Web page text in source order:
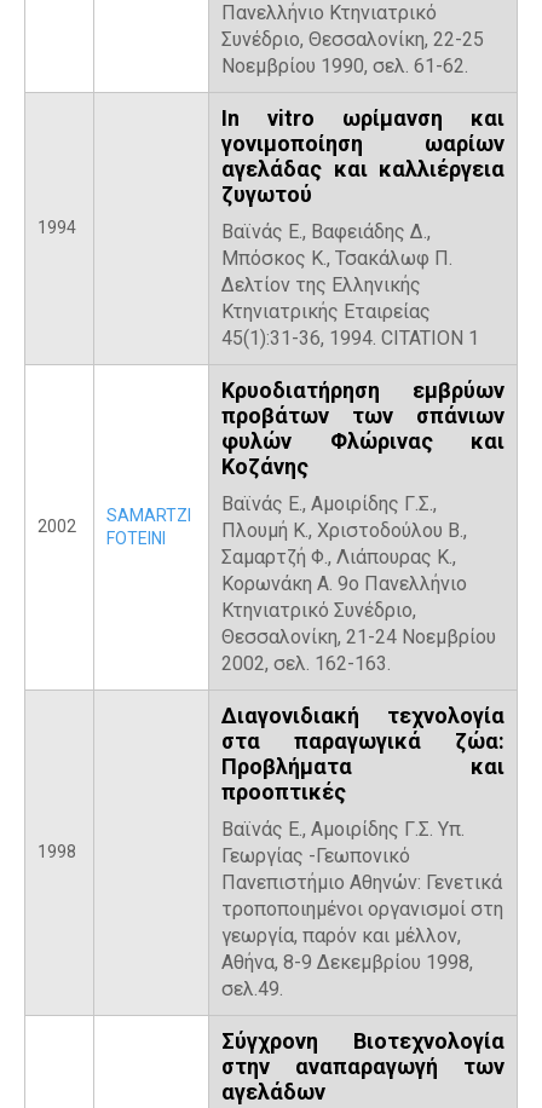
Πανελλήνιο Κτηνιατρικό
Συνέδριο, Θεσσαλονίκη, 22-25
Νοεμβρίου 1990, σελ. 61-62.
1994
In vitro ωρίμανση και
γονιμοποίηση ωαρίων
αγελάδας και καλλιέργεια
ζυγωτού
Βαϊνάς Ε., Βαφειάδης Δ.,
Μπόσκος Κ., Τσακάλωφ Π.
Δελτίον της Ελληνικής
Κτηνιατρικής Εταιρείας
45(1):31-36, 1994. CITATION 1
2002
SAMARTZI
FOTEINI
Κρυοδιατήρηση εμβρύων
προβάτων των σπάνιων
φυλών Φλώρινας και
Κοζάνης
Βαϊνάς Ε., Αμοιρίδης Γ.Σ.,
Πλουμή Κ., Χριστοδούλου Β.,
Σαμαρτζή Φ., Λιάπουρας Κ.,
Κορωνάκη Α. 9ο Πανελλήνιο
Κτηνιατρικό Συνέδριο,
Θεσσαλονίκη, 21-24 Νοεμβρίου
2002, σελ. 162-163.
1998
Διαγονιδιακή τεχνολογία
στα παραγωγικά ζώα:
Προβλήματα και
προοπτικές
Βαϊνάς Ε., Αμοιρίδης Γ.Σ. Υπ.
Γεωργίας -Γεωπονικό
Πανεπιστήμιο Αθηνών: Γενετικά
τροποποιημένοι οργανισμοί στη
γεωργία, παρόν και μέλλον,
Αθήνα, 8-9 Δεκεμβρίου 1998,
σελ.49.
Σύγχρονη Βιοτεχνολογία
στην αναπαραγωγή των
αγελάδων